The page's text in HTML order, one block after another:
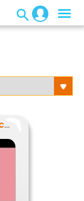
SZÍNES EBÉDEK ÉS VACSORÁK